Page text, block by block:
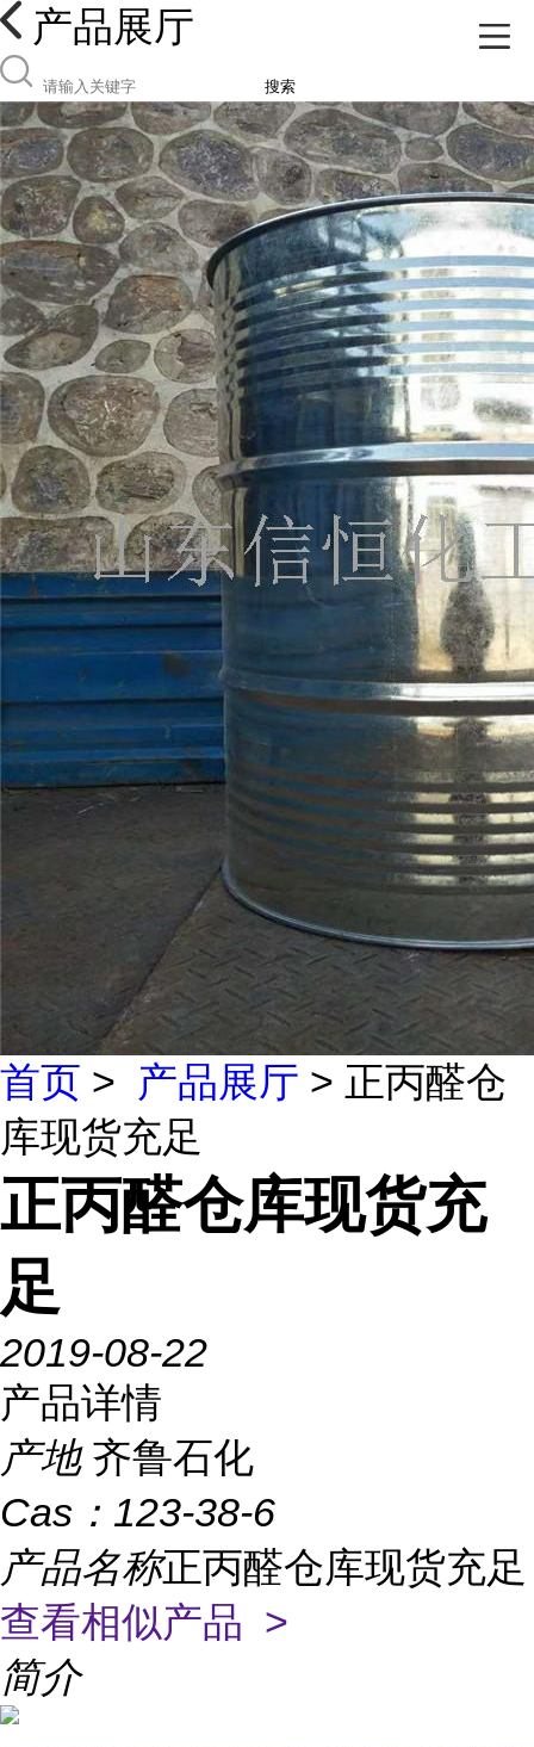
产品展厅
搜索
首页 > 产品展厅 > 正丙醛仓
库现货充足
正丙醛仓库现货充
足
2019-08-22
产品详情
产地 齐鲁石化
Cas： 123-38-6
产品名称正丙醛仓库现货充足
查看相似产品 >
简介